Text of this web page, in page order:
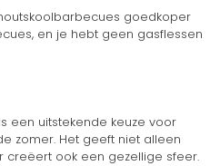
goedkoper
en je hebt geen gasflessen
een uitstekende keuze voor
zomer. Het geeft niet alleen
creëert ook een gezellige sfeer.